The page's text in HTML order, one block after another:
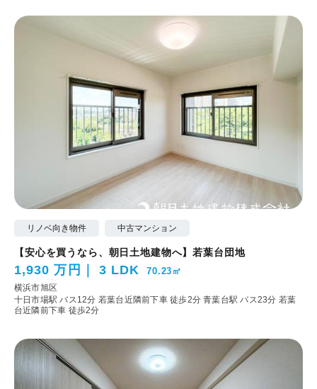
リノベ向き物件 中古マンション
【安心を買うなら、朝日土地建物へ】若葉台団地
1,930 万円 3 LDK 70.23㎡
横浜市旭区
十日市場駅 バス12分 若葉台近隣前下車 徒歩2分青葉台駅 バス23分 若葉
台近隣前下車 徒歩2分